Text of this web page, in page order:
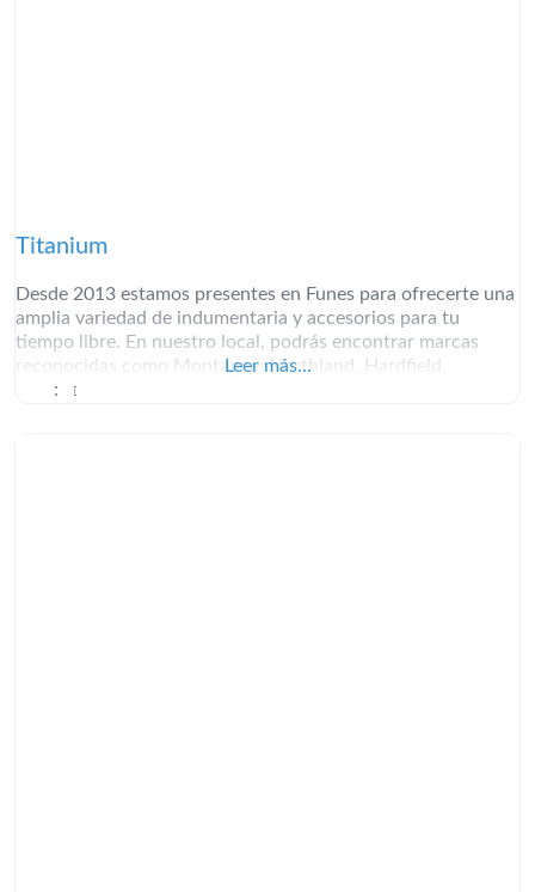
Titanium
Desde 2013 estamos presentes en Funes para ofrecerte una
amplia variedad de indumentaria y accesorios para tu
tiempo libre. En nuestro local, podrás encontrar marcas
reconocidas como Montagne, Northland, Hardfield,
Leer más...
: